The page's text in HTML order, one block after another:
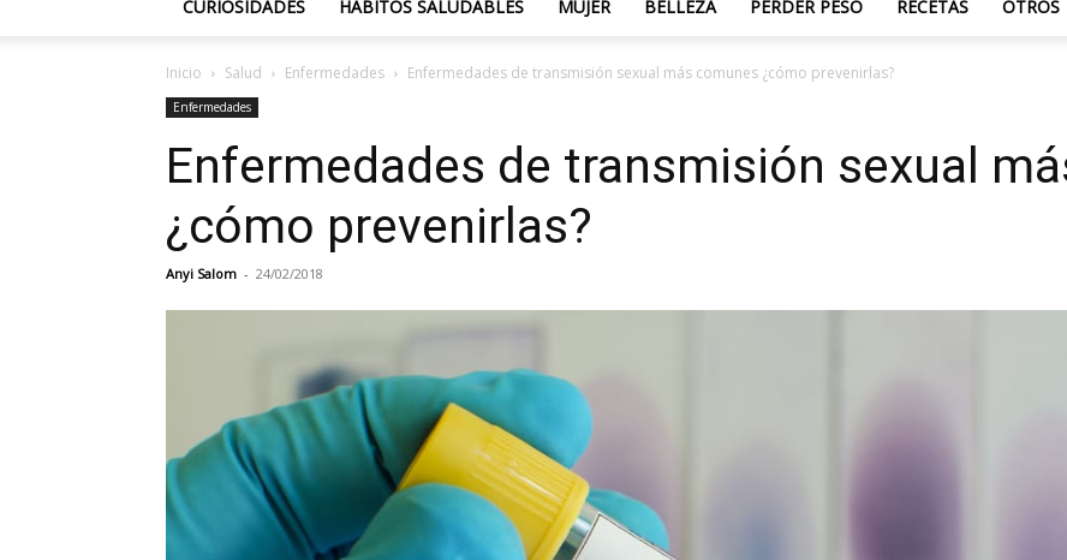
CURIOSIDADES HÁBITOS SALUDABLES MUJER BELLEZA PERDER PESO RECETAS OTROS
Inicio Salud Enfermedades Enfermedades de transmisión sexual más comunes ¿cómo prevenirlas?
Enfermedades
Enfermedades de transmisión sexual
¿cómo prevenirlas?
Anyi Salom - 24/02/2018